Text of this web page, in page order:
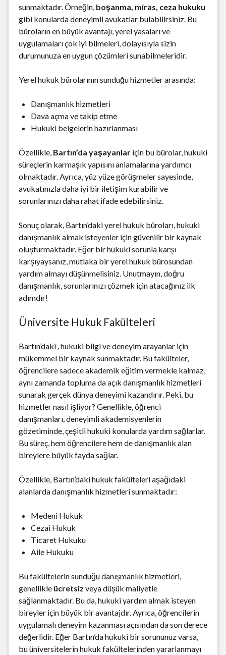
sunmaktadır. Örneğin, boşanma, miras, ceza hukuku
gibi konularda deneyimli avukatlar bulabilirsiniz. Bu
büroların en büyük avantajı, yerel yasaları ve
uygulamaları çok iyi bilmeleri, dolayısıyla sizin
durumunuza en uygun çözümleri sunabilmeleridir.
Yerel hukuk bürolarının sunduğu hizmetler arasında:
Danışmanlık hizmetleri
Dava açma ve takip etme
Hukuki belgelerin hazırlanması
Özellikle, Bartın’da yaşayanlariçin bu bürolar, hukuki
süreçlerin karmaşık yapısını anlamalarına yardımcı
olmaktadır. Ayrıca, yüz yüze görüşmeler sayesinde,
avukatınızla daha iyi bir iletişim kurabilir ve
sorunlarınızı daha rahat ifade edebilirsiniz.
Sonuç olarak, Bartın’daki yerel hukuk büroları, hukuki
danışmanlık almak isteyenler için güvenilir bir kaynak
oluşturmaktadır. Eğer bir hukuki sorunla karşı
karşıyaysanız, mutlaka bir yerel hukuk bürosundan
yardım almayı düşünmelisiniz. Unutmayın, doğru
danışmanlık, sorunlarınızı çözmek için atacağınız ilk
adımdır!
Üniversite Hukuk Fakülteleri
Bartın’daki , hukuki bilgi ve deneyim arayanlar için
mükemmel bir kaynak sunmaktadır. Bu fakülteler,
öğrencilere sadece akademik eğitim vermekle kalmaz,
aynı zamanda topluma da açık danışmanlık hizmetleri
sunarak gerçek dünya deneyimi kazandırır. Peki, bu
hizmetler nasıl işliyor? Genellikle, öğrenci
danışmanları, deneyimli akademisyenlerin
gözetiminde, çeşitli hukuki konularda yardım sağlarlar.
Bu süreç, hem öğrencilere hem de danışmanlık alan
bireylere büyük fayda sağlar.
Özellikle, Bartın’daki hukuk fakülteleri aşağıdaki
alanlarda danışmanlık hizmetleri sunmaktadır:
Medeni Hukuk
Cezai Hukuk
Ticaret Hukuku
Aile Hukuku
Bu fakültelerin sunduğu danışmanlık hizmetleri,
genellikle ücretsiz veya düşük maliyetle
sağlanmaktadır. Bu da, hukuki yardım almak isteyen
bireyler için büyük bir avantajdır. Ayrıca, öğrencilerin
uygulamalı deneyim kazanması açısından da son derece
değerlidir. Eğer Bartın’da hukuki bir sorununuz varsa,
bu üniversitelerin hukuk fakültelerinden yararlanmayı